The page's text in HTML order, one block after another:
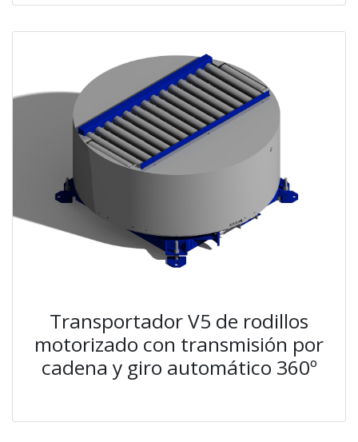
Transportador V5 de rodillos
motorizado con transmisión por
cadena y giro automático 360º